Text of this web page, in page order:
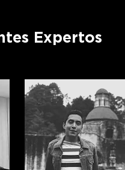
Expertos